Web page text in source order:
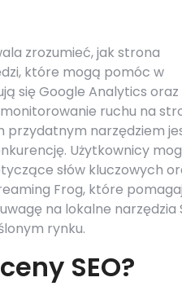
zrozumieć, jak strona
które mogą pomóc w
się Google Analytics oraz
ruchu na
przydatnym narzędziem
Użytkownicy
słów kluczowych
Frog, które
na lokalne narzędzia
rynku.
SEO?